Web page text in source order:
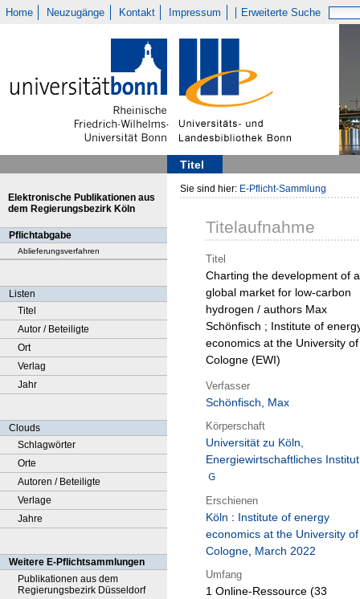
Home Neuzugänge Kontakt Impressum Erweiterte Suche
Titel
Elektronische Publikationen aus
dem Regierungsbezirk Köln
Pflichtabgabe
Ablieferungsverfahren
Listen
Titel
Autor / Beteiligte
Ort
Verlag
Jahr
Clouds
Schlagwörter
Orte
Autoren / Beteiligte
Verlage
Jahre
Weitere E-Pflichtsammlungen
Publikationen aus dem
Regierungsbezirk Düsseldorf
Sie sind hier: E-Pflicht-Sammlung
Titelaufnahme
Titel
Charting the development of a
global market for low-carbon
hydrogen / authors Max
Schönfisch ; Institute of
economics at the University of
Cologne (EWI)
Verfasser
Schönfisch, Max
Körperschaft
Universität zu Köln,
Energiewirtschaftliches Institut
Erschienen
Köln : Institute of energy
economics at the University of
Cologne, March 2022
Umfang
1 Online-Ressource (33